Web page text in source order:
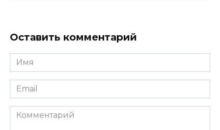
Оставить комментарий
Имя
*
Email
*
Комментарий